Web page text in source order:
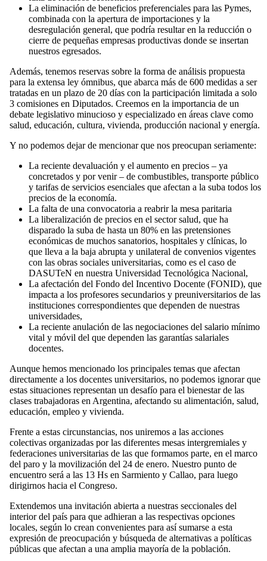
La eliminación de beneficios preferenciales para las Pymes,
combinada con la apertura de importaciones y la
desregulación general, que podría resultar en la reducción o
cierre de pequeñas empresas productivas donde se insertan
nuestros egresados.
Además, tenemos reservas sobre la forma de análisis propuesta
para la extensa ley ómnibus, que abarca más de 600 medidas a ser
tratadas en un plazo de 20 días con la participación limitada a solo
3 comisiones en Diputados. Creemos en la importancia de un
debate legislativo minucioso y especializado en áreas clave como
salud, educación, cultura, vivienda, producción nacional y energía.
Y no podemos dejar de mencionar que nos preocupan seriamente:
La reciente devaluación y el aumento en precios – ya
concretados y por venir – de combustibles, transporte público
y tarifas de servicios esenciales que afectan a la suba todos los
precios de la economía.
La falta de una convocatoria a reabrir la mesa paritaria
La liberalización de precios en el sector salud, que ha
disparado la suba de hasta un 80% en las pretensiones
económicas de muchos sanatorios, hospitales y clínicas, lo
que lleva a la baja abrupta y unilateral de convenios vigentes
con las obras sociales universitarias, como es el caso de
DASUTeN en nuestra Universidad Tecnológica Nacional,
La afectación del Fondo del Incentivo Docente (FONID), que
impacta a los profesores secundarios y preuniversitarios de las
instituciones correspondientes que dependen de nuestras
universidades,
La reciente anulación de las negociaciones del salario mínimo
vital y móvil del que dependen las garantías salariales
docentes.
Aunque hemos mencionado los principales temas que afectan
directamente a los docentes universitarios, no podemos ignorar que
estas situaciones representan un desafío para el bienestar de las
clases trabajadoras en Argentina, afectando su alimentación, salud,
educación, empleo y vivienda.
Frente a estas circunstancias, nos uniremos a las acciones
colectivas organizadas por las diferentes mesas intergremiales y
federaciones universitarias de las que formamos parte, en el marco
del paro y la movilización del 24 de enero. Nuestro punto de
encuentro será a las 13 Hs en Sarmiento y Callao, para luego
dirigirnos hacia el Congreso.
Extendemos una invitación abierta a nuestras seccionales del
interior del país para que adhieran a las respectivas opciones
locales, según lo crean convenientes para así sumarse a esta
expresión de preocupación y búsqueda de alternativas a políticas
públicas que afectan a una amplia mayoría de la población.